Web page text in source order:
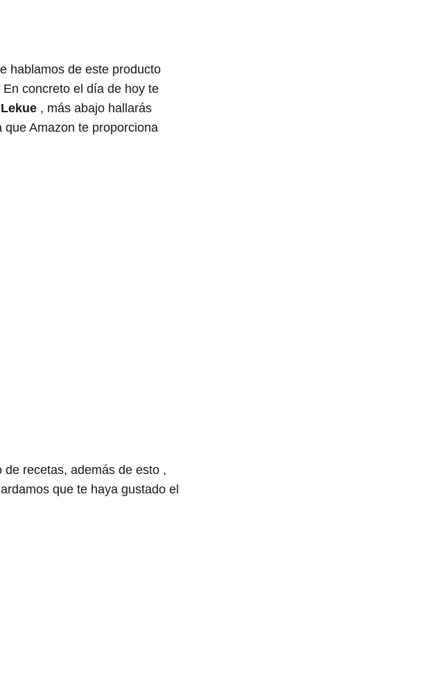
hablamos de este producto
concreto el día de hoy te
, más abajo hallarás
Amazon te proporciona
recetas, además de esto ,
que te haya gustado el